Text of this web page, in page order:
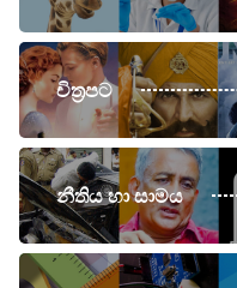
චිත්‍රපට
නීතිය හා සාමය